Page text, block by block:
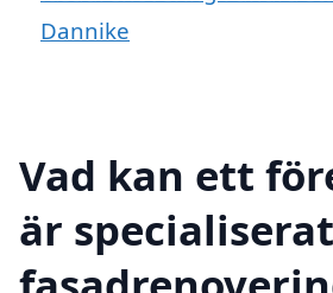
Dannike
Vad kan ett
är